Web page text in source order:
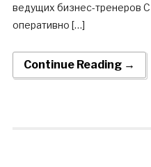
ведущих бизнес-тренеров
оперативно […]
Continue Reading →